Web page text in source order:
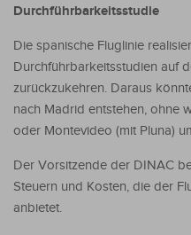
Durchführbarkeitsstudie
Die spanische Fluglinie
Durchführbarkeitsstudien auf
zurückzukehren. Daraus
nach Madrid entstehen, ohne
oder Montevideo (mit Pluna)
Der Vorsitzende der DINAC
Steuern und Kosten, die der
anbietet.